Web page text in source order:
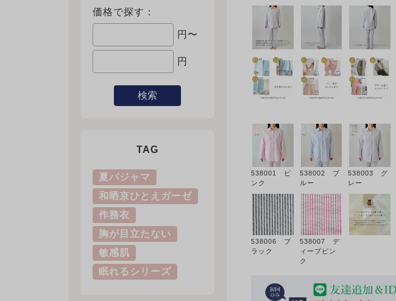
価格で探す：
円〜
円
検索
TAG
夏パジャマ
和晒京ひとえガーゼ
作務衣
胸が目立たない
敏感肌
眠れるシリーズ
538001 ピ
ンク
538002 ブ
ルー
538003 グ
レー
538006 ブ
ラック
538007 デ
ィープピン
ク